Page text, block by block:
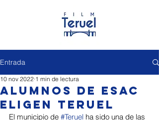
Entrada
Alumnos de ESAC
eligen Teruel
10 nov 2022 1 min de lectura
El municipio de #Teruel ha sido una de las